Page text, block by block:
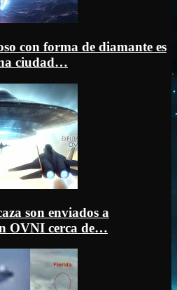
con forma de diamante es
ciudad…
son enviados a
OVNI cerca de…